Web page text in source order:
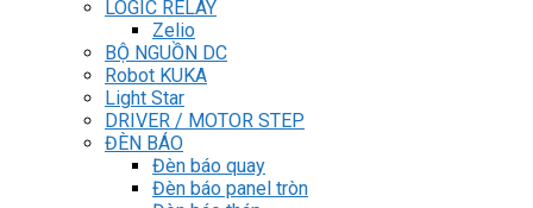
LOGIC RELAY
Zelio
BỘ NGUỒN DC
Robot KUKA
Light Star
DRIVER / MOTOR STEP
ĐÈN BÁO
Đèn báo quay
Đèn báo panel tròn